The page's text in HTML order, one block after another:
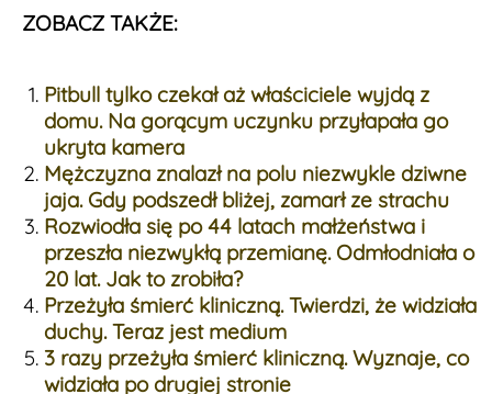
ZOBACZ TAKŻE:
Pitbull tylko czekał aż właściciele wyjdą z
domu. Na gorącym uczynku przyłapała go
ukryta kamera
Mężczyzna znalazł na polu niezwykle dziwne
jaja. Gdy podszedł bliżej, zamarł ze strachu
Rozwiodła się po 44 latach małżeństwa i
przeszła niezwykłą przemianę. Odmłodniała o
20 lat. Jak to zrobiła?
Przeżyła śmierć kliniczną. Twierdzi, że widziała
duchy. Teraz jest medium
3 razy przeżyła śmierć kliniczną. Wyznaje, co
widziała po drugiej stronie